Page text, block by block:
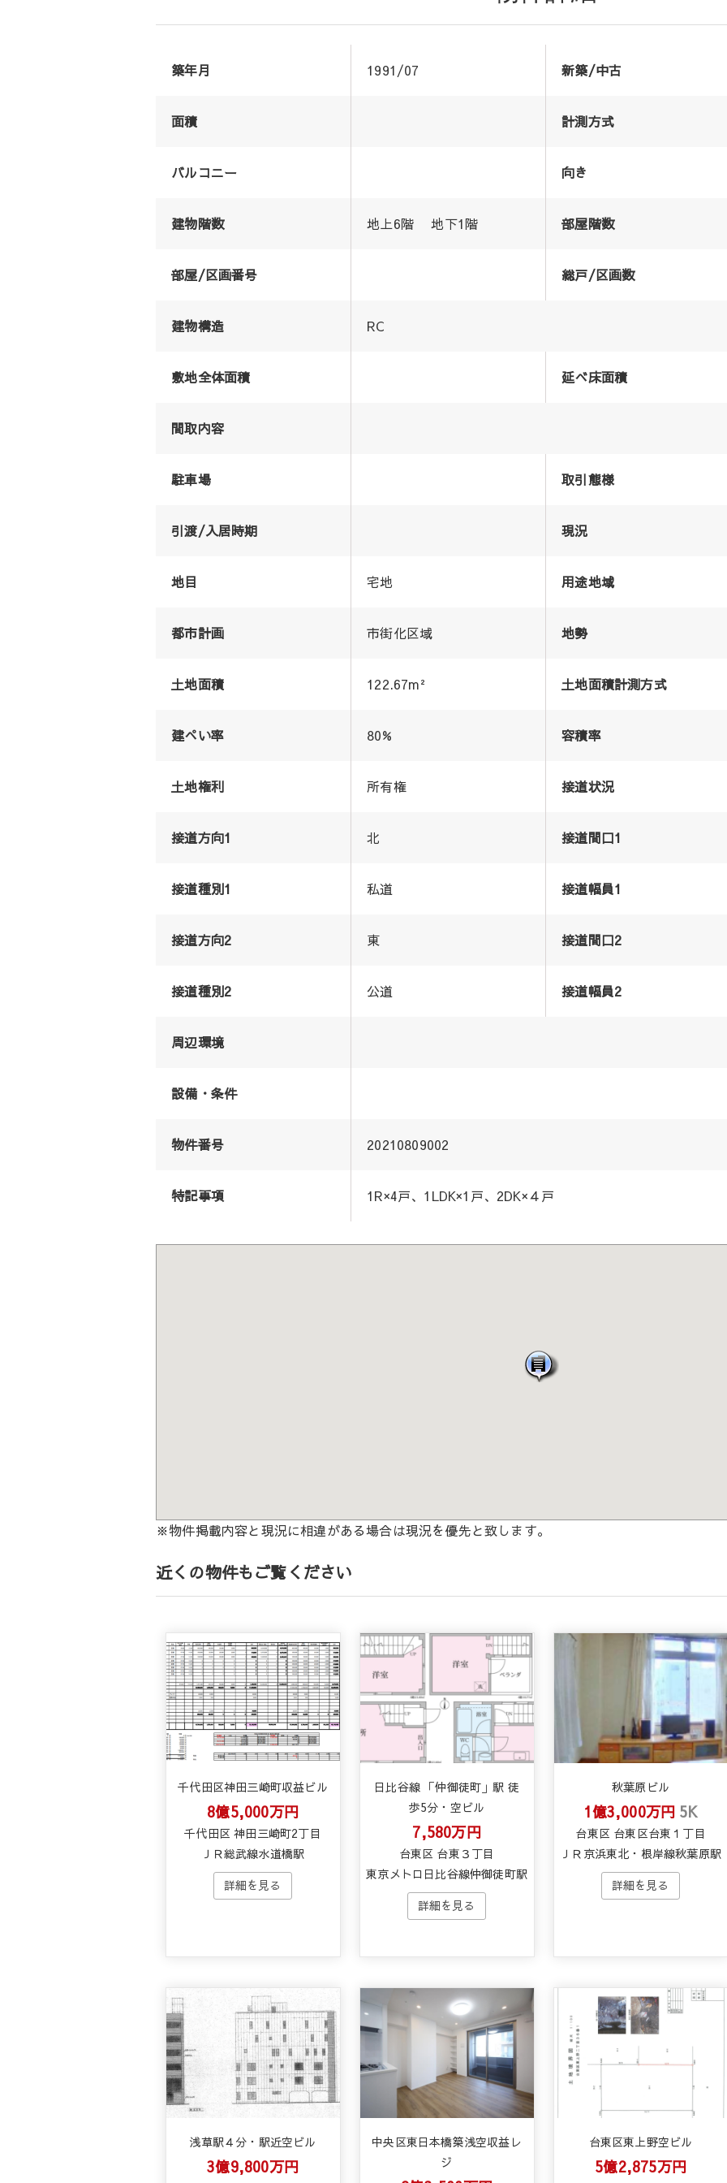
築年月 1991/07 新築/中古
面積 計測方式
バルコニー 向き
建物階数 地上6階 地下1階 部屋階数
部屋/区画番号 総戸/区画数
建物構造 RC
敷地全体面積 延べ床面積
間取内容
駐車場 取引態様
引渡/入居時期 現況
地目 宅地 用途地域
都市計画 市街化区域 地勢
土地面積 122.67m² 土地面積計測方式
建ぺい率 80% 容積率
土地権利 所有権 接道状況
接道方向1 北 接道間口1
接道種別1 私道 接道幅員1
接道方向2 東 接道間口2
接道種別2 公道 接道幅員2
周辺環境
設備・条件
物件番号 20210809002
特記事項 1R×4戸、1LDK×1戸、2DK×４戸
※物件掲載内容と現況に相違がある場合は現況を優先と致します。
近くの物件もご覧ください
千代田区神田三崎町収益ビル
8億5,000万円
千代田区 神田三崎町2丁目
ＪＲ総武線水道橋駅
日比谷線 「仲御徒町」駅 徒
歩5分・空ビル
7,580万円
台東区 台東３丁目
東京メトロ日比谷線仲御徒町駅
秋葉原ビル
1億3,000万円 5K
台東区 台東区台東１丁目
ＪＲ京浜東北・根岸線秋葉原駅
浅草駅４分・駅近空ビル
3億9,800万円
中央区東日本橋築浅空収益レ
ジ
台東区東上野空ビル
5億2,875万円